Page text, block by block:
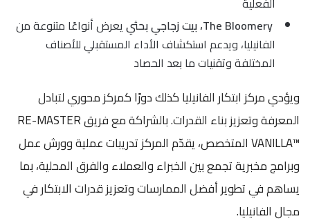
The Bloomery، بيت زجاجي بحثي
يعرض أنواعًا متنوعة من
الفانيليا، ويدعم استكشاف الأداء المستقبلي للأصناف
المختلفة وتقنيات ما بعد الحصاد
ويؤدي مركز ابتكار الفانيليا كذلك دورًا كمركز محوري لتبادل
المعرفة وتعزيز بناء القدرات. بالشراكة مع فريقRE-MASTER
VANILLA™المتخصص، يقدّم المركز تدريبات عملية وورش عمل
وبرامج مخبرية تجمع بين الخبراء والعملاء والفرق المحلية، بما
يساهم في تطوير أفضل الممارسات وتعزيز قدرات الابتكار في
مجال الفانيليا.